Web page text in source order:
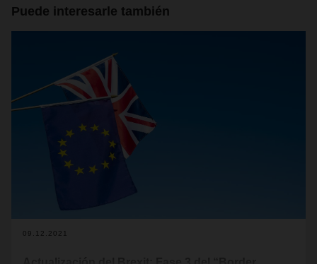
Puede interesarle también
09.12.2021